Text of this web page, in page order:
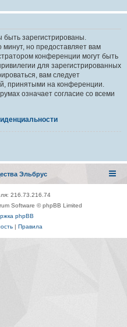
зарегистрированы.
минут, но предоставляет вам
конференции могут быть
для зарегистрированных
вам следует
принятыми на конференции.
означает согласие со всеми
Эльбрус
216.73.216.74
Software © phpBB Limited
phpBB
| Правила